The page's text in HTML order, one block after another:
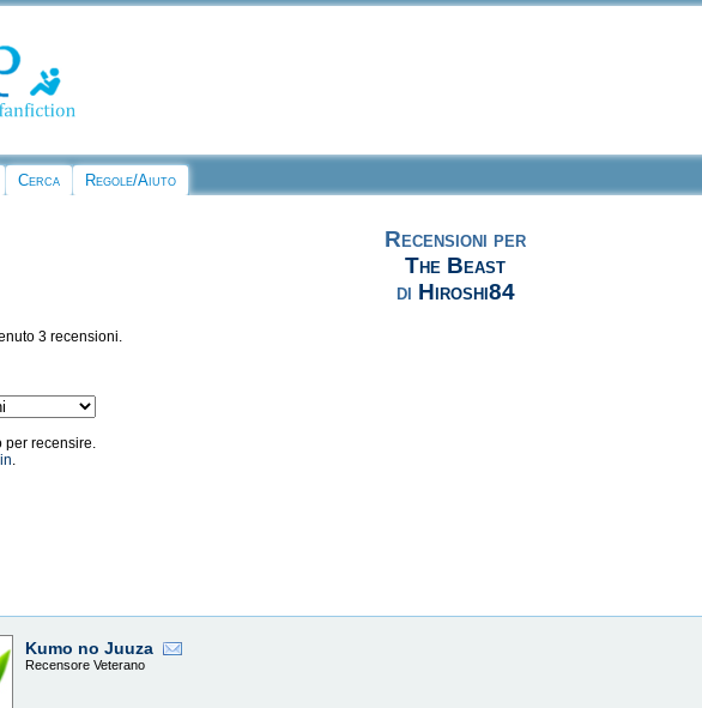
Cerca Regole/Aiuto
Recensioni per
The Beast
di Hiroshi84
3 recensioni.
per recensire.
.
Kumo no Juuza
Recensore Veterano